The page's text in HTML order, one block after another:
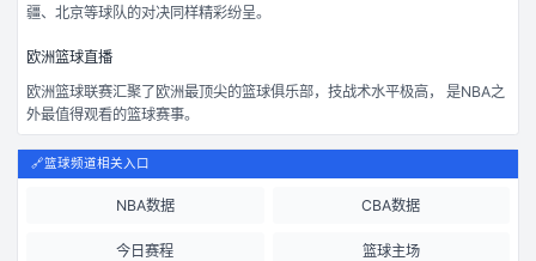
疆、北京等球队的对决同样精彩纷呈。
欧洲篮球直播
欧洲篮球联赛汇聚了欧洲最顶尖的篮球俱乐部，技战术水平极高， 是NBA之
外最值得观看的篮球赛事。
🔗篮球频道相关入口
NBA数据 CBA数据
今日赛程 篮球主场